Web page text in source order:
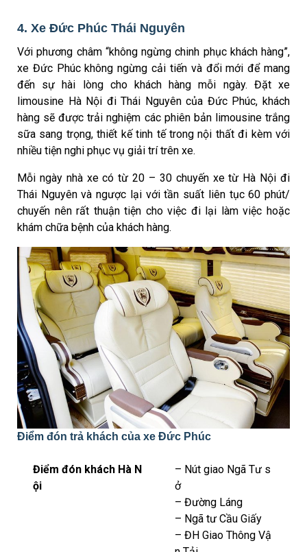
4. Xe Đức Phúc Thái Nguyên
Với phương châm “không ngừng chinh phục khách hàng”,
xe Đức Phúc không ngừng cải tiến và đổi mới để mang
đến sự hài lòng cho khách hàng mỗi ngày. Đặt xe
limousine Hà Nội đi Thái Nguyên của Đức Phúc, khách
hàng sẽ được trải nghiệm các phiên bản limousine trắng
sữa sang trọng, thiết kế tinh tế trong nội thất đi kèm với
nhiều tiện nghi phục vụ giải trí trên xe.
Mỗi ngày nhà xe có từ 20 – 30 chuyến xe từ Hà Nội đi
Thái Nguyên và ngược lại với tần suất liên tục 60 phút/
chuyến nên rất thuận tiện cho việc đi lại làm việc hoặc
khám chữa bệnh của khách hàng.
Điểm đón trả khách của xe Đức Phúc
Điểm đón khách Hà N
ội
– Nút giao Ngã Tư s
ở
– Đường Láng
– Ngã tư Cầu Giấy
– ĐH Giao Thông Vậ